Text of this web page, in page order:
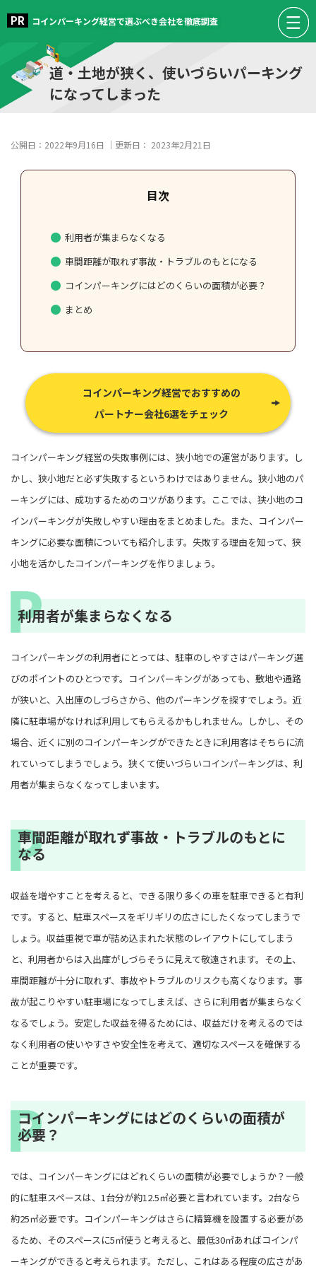
コインパーキング経営で選ぶべき会社を徹底調査
道・土地が狭く、使いづらいパーキング
になってしまった
公開日： 2022年9月16日 ｜更新日： 2023年2月21日
利用者が集まらなくなる
車間距離が取れず事故・トラブルのもとになる
コインパーキングにはどのくらいの面積が必要？
まとめ
コインパーキング経営でおすすめの
パートナー会社6選をチェック
コインパーキング経営の失敗事例には、狭小地での運営があります。し
かし、狭小地だと必ず失敗するというわけではありません。狭小地のパ
ーキングには、成功するためのコツがあります。ここでは、狭小地のコ
インパーキングが失敗しやすい理由をまとめました。また、コインパー
キングに必要な面積についても紹介します。失敗する理由を知って、狭
小地を活かしたコインパーキングを作りましょう。
利用者が集まらなくなる
コインパーキングの利用者にとっては、駐車のしやすさはパーキング選
びのポイントのひとつです。コインパーキングがあっても、敷地や通路
が狭いと、入出庫のしづらさから、他のパーキングを探すでしょう。近
隣に駐車場がなければ利用してもらえるかもしれません。しかし、その
場合、近くに別のコインパーキングができたときに利用客はそちらに流
れていってしまうでしょう。狭くて使いづらいコインパーキングは、利
用者が集まらなくなってしまいます。
車間距離が取れず事故・トラブルのもとに
なる
収益を増やすことを考えると、できる限り多くの車を駐車できると有利
です。すると、駐車スペースをギリギリの広さにしたくなってしまうで
しょう。収益重視で車が詰め込まれた状態のレイアウトにしてしまう
と、利用者からは入出庫がしづらそうに見えて敬遠されます。その上、
車間距離が十分に取れず、事故やトラブルのリスクも高くなります。事
故が起こりやすい駐車場になってしまえば、さらに利用者が集まらなく
なるでしょう。安定した収益を得るためには、収益だけを考えるのでは
なく利用者の使いやすさや安全性を考えて、適切なスペースを確保する
ことが重要です。
コインパーキングにはどのくらいの面積が
必要？
では、コインパーキングにはどれくらいの面積が必要でしょうか？一般
的に駐車スペースは、1台分が約12.5㎡必要と言われています。2台なら
約25㎡必要です。コインパーキングはさらに精算機を設置する必要があ
るため、そのスペースに5㎡使うと考えると、最低30㎡あればコインパ
ーキングができると考えられます。ただし、これはある程度の広さがあ